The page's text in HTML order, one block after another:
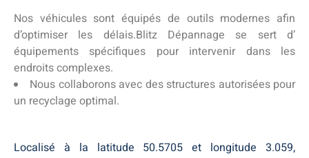
Nos véhicules sont équipés de outils modernes afin
d’optimiser les délais.Blitz Dépannage se sert d’
équipements spécifiques pour intervenir dans les
endroits complexes.
Nous collaborons avec des structures autorisées pour
un recyclage optimal.
Localisé à la latitude 50.5705 et longitude 3.059,